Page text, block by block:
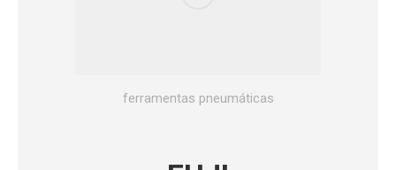
ferramentas pneumáticas